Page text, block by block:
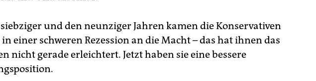
und den neunziger Jahren kamen die Konservativen
einer schweren Rezession an die Macht – das hat ihnen das
nicht gerade erleichtert. Jetzt haben sie eine bessere